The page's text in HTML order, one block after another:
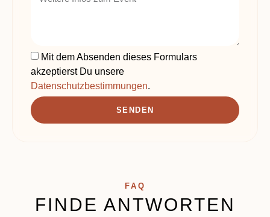
Mit dem Absenden dieses Formulars
akzeptierst Du unsere
Datenschutzbestimmungen
SENDEN
FAQ
FINDE ANTWORTEN